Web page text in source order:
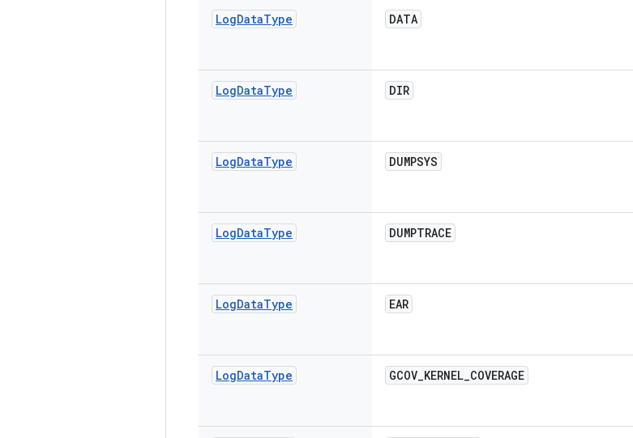
LogDataType DATA
LogDataType DIR
LogDataType DUMPSYS
LogDataType DUMPTRACE
LogDataType EAR
LogDataType GCOV_KERNEL_COVERAGE